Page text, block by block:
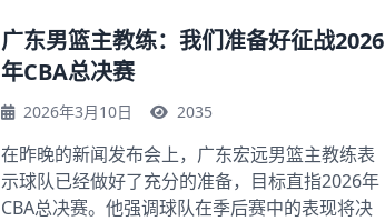
广东男篮主教练：我们准备好征战2026
年CBA总决赛
2026年3月10日 2035
在昨晚的新闻发布会上，广东宏远男篮主教练表
示球队已经做好了充分的准备，目标直指2026年
CBA总决赛。他强调球队在季后赛中的表现将决